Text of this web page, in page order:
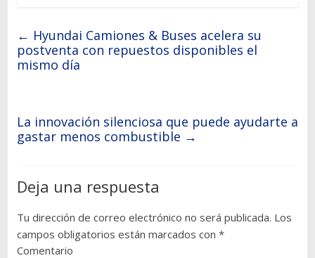
← Hyundai Camiones & Buses acelera su
postventa con repuestos disponibles el
mismo día
La innovación silenciosa que puede ayudarte a
gastar menos combustible →
Deja una respuesta
Tu dirección de correo electrónico no será publicada. Los
campos obligatorios están marcados con *
Comentario